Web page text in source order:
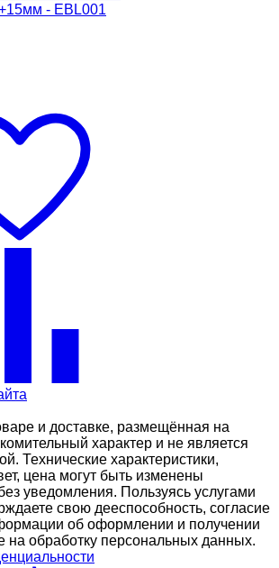
- EBL001
и доставке, размещённая на
характер и не является
Технические характеристики,
цена могут быть изменены
уведомления. Пользуясь услугами
свою дееспособность, согласие
об оформлении и получении
на обработку персональных данных.